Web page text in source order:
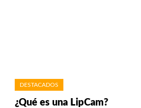
DESTACADOS
¿Qué es una LipCam?